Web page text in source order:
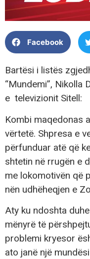
Facebook
Bartësi i listës
“Mundemi”, Nikolla
e televizionit Sitell:
Kombi maqedonas
vërtetë. Shpresa e
përfunduar atë që
shtetin në rrugën e
me lokomotivën që
nën udhëheqjen e
Aty ku ndoshta
mënyrë të
problemi kryesor
ato janë një